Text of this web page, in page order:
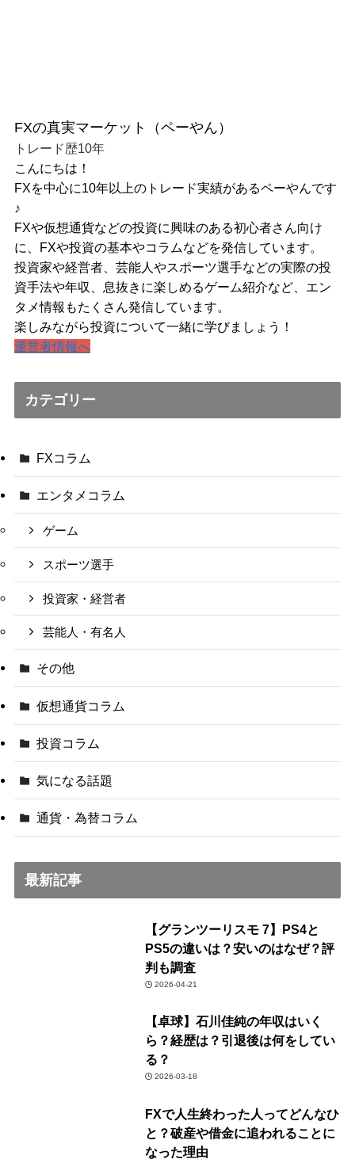
FXの真実マーケット（ペーやん）
トレード歴10年
こんにちは！
FXを中心に10年以上のトレード実績があるペーやんです
♪
FXや仮想通貨などの投資に興味のある初心者さん向け
に、FXや投資の基本やコラムなどを発信しています。
投資家や経営者、芸能人やスポーツ選手などの実際の投
資手法や年収、息抜きに楽しめるゲーム紹介など、エン
タメ情報もたくさん発信しています。
楽しみながら投資について一緒に学びましょう！
運営者情報へ
カテゴリー
FXコラム
エンタメコラム
ゲーム
スポーツ選手
投資家・経営者
芸能人・有名人
その他
仮想通貨コラム
投資コラム
気になる話題
通貨・為替コラム
最新記事
【グランツーリスモ 7】PS4と
PS5の違いは？安いのはなぜ？評
判も調査
2026-04-21
【卓球】石川佳純の年収はいく
ら？経歴は？引退後は何をしてい
る？
2026-03-18
FXで人生終わった人ってどんなひ
と？破産や借金に追われることに
なった理由